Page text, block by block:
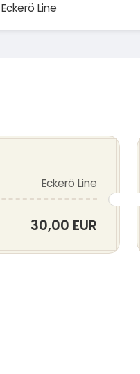
Eckerö Line
Eckerö Line
30,00 EUR